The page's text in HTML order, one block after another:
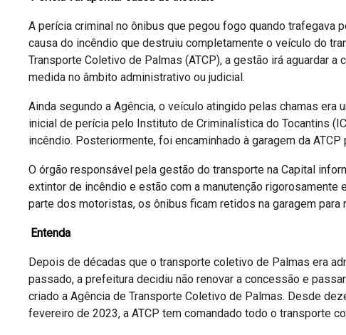
A perícia criminal no ônibus que pegou fogo quando trafegava
causa do incêndio que destruiu completamente o veículo do
Transporte Coletivo de Palmas (ATCP), a gestão irá aguardar
medida no âmbito administrativo ou judicial.
Ainda segundo a Agência, o veículo atingido pelas chamas
inicial de perícia pelo Instituto de Criminalística do Tocantins
incêndio. Posteriormente, foi encaminhado à garagem da
O órgão responsável pela gestão do transporte na Capital
extintor de incêndio e estão com a manutenção
parte dos motoristas, os ônibus ficam retidos na garagem
Entenda
Depois de décadas que o transporte coletivo de Palmas era
passado, a prefeitura decidiu não renovar a concessão e
criado a Agência de Transporte Coletivo de Palmas. Desde
fevereiro de 2023, a ATCP tem comandado todo o transporte